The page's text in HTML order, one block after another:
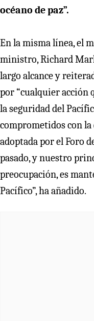
océano de paz”.
En la misma línea, el
ministro, Richard
largo alcance y
por “cualquier acción
la seguridad del
comprometidos con la
adoptada por el Foro
pasado, y nuestro
preocupación, es
Pacífico”, ha añadido.